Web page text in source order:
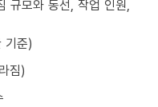
규모와 동선, 작업 인원,
기준)
짐)